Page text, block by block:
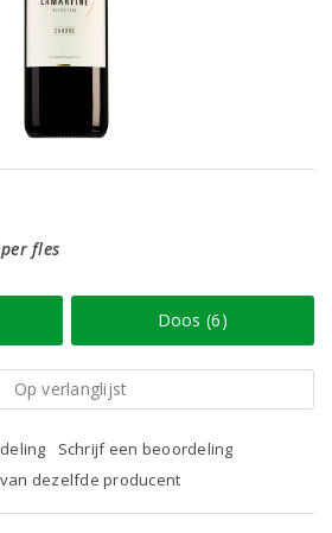
fles
Doos (6)
Op verlanglijst
Schrijf een beoordeling
dezelfde producent